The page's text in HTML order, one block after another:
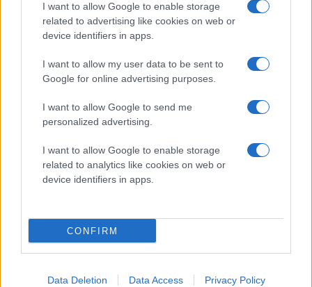
I want to allow Google to enable storage
related to advertising like cookies on web or
device identifiers in apps.
I want to allow my user data to be sent to
Google for online advertising purposes.
I want to allow Google to send me
personalized advertising.
I want to allow Google to enable storage
related to analytics like cookies on web or
device identifiers in apps.
CONFIRM
Data Deletion Data Access Privacy Policy
inför match
Konferensutrustning
VILL DU HYRA LOGE? HÖR AV DIG TILL OSS!
Jonny Aliranta